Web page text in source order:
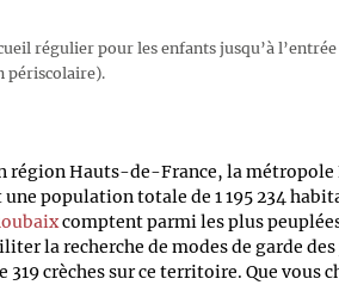
régulier pour les enfants jusqu’à l’entrée
périscolaire).
région Hauts-de-France, la métropole
population totale de 1 195 234
comptent parmi les plus
la recherche de modes de garde des
crèches sur ce territoire. Que vous